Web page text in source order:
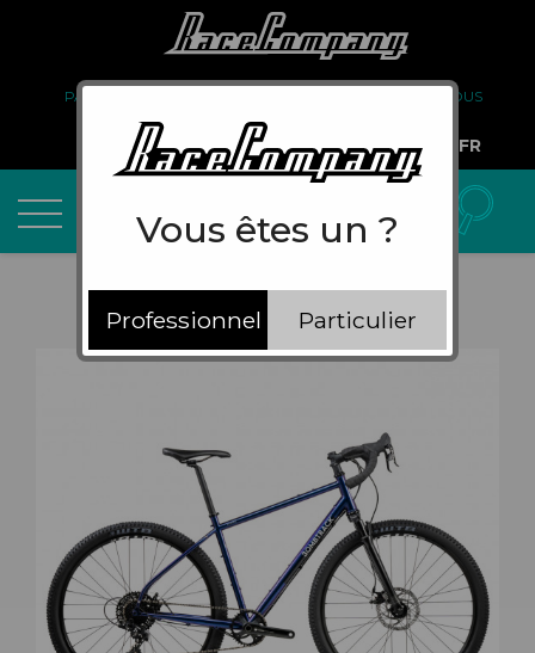
PARTENARIAT
À PROPOS DE NOUS
COMPTE PRO
FR
Vous êtes un ?
Professionnel Particulier